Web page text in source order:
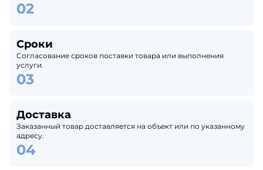
Сроки
Согласование сроков поставки товара или выполнения
услуги.
Доставка
Заказанный товар доставляется на объект или по указанному
адресу.